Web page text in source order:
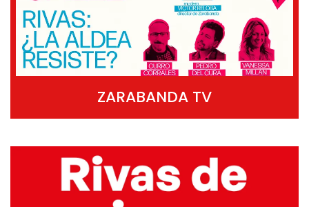
ZARABANDA TV